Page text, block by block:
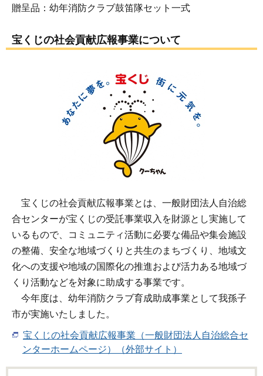
贈呈品：幼年消防クラブ鼓笛隊セット一式
宝くじの社会貢献広報事業について
宝くじの社会貢献広報事業とは、一般財団法人自治総
合センターが宝くじの受託事業収入を財源とし実施して
いるもので、コミュニティ活動に必要な備品や集会施設
の整備、安全な地域づくりと共生のまちづくり、地域文
化への支援や地域の国際化の推進および活力ある地域づ
くり活動などを対象に助成する事業です。
今年度は、幼年消防クラブ育成助成事業として我孫子
市が実施いたしました。
宝くじの社会貢献広報事業（一般財団法人自治総合セ
ンターホームページ）（外部サイト）